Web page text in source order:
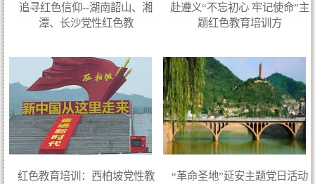
追寻红色信仰--湖南韶山、湘
潭、长沙党性红色教
赴遵义“不忘初心 牢记使命”主
题红色教育培训方
红色教育培训：西柏坡党性教
“革命圣地”延安主题党日活动